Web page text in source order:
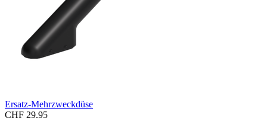
Ersatz-Mehrzweckdüse
CHF 29.95